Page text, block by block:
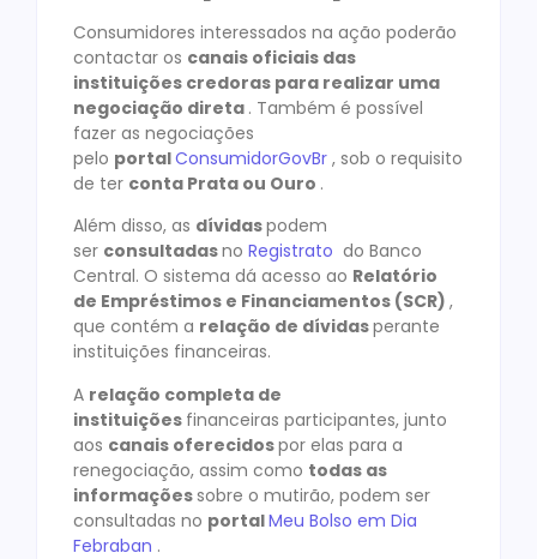
Consumidores interessados na ação poderão
contactar os canais oficiais das
instituições credoras para realizar uma
negociação direta . Também é possível
fazer as negociações
pelo portalConsumidorGovBr , sob o requisito
de ter conta Prata ou Ouro .
Além disso, as dívidaspodem
ser consultadasno Registrato do Banco
Central. O sistema dá acesso ao Relatório
de Empréstimos e Financiamentos (SCR) ,
que contém a relação de dívidasperante
instituições financeiras.
A relação completa de
instituições financeiras participantes, junto
aos canais oferecidospor elas para a
renegociação, assim como todas as
informaçõessobre o mutirão, podem ser
consultadas no portalMeu Bolso em Dia
Febraban .